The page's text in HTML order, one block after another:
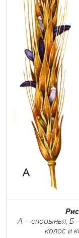
А – спорынья; Б
колос и